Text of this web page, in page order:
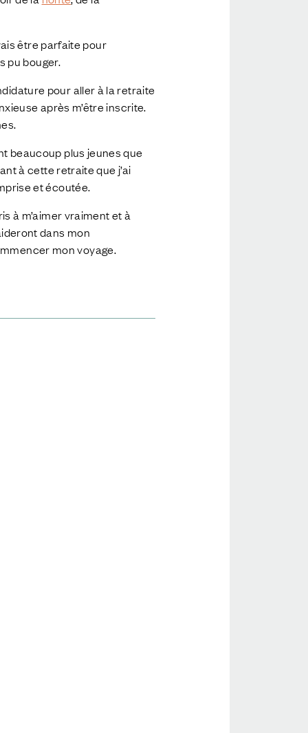
être parfaite pour
pu bouger.
pour aller à la retraite
après m’être inscrite.
beaucoup plus jeunes que
à cette retraite que j’ai
et écoutée.
à m’aimer vraiment et à
dans mon
mon voyage.